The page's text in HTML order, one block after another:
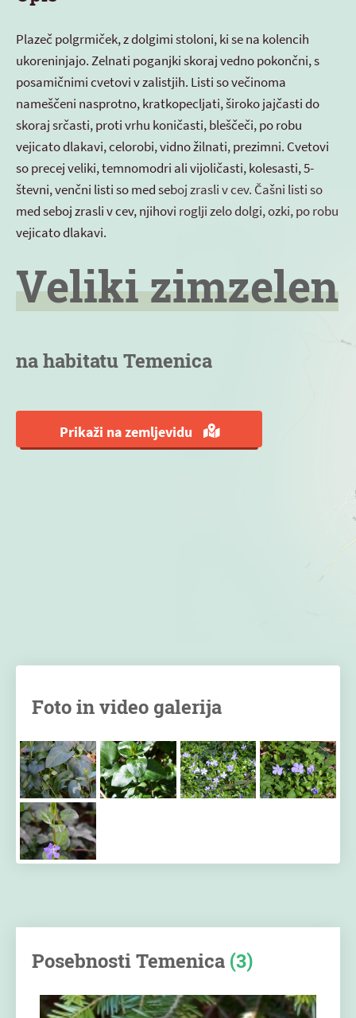
Plazeč polgrmiček, z dolgimi stoloni, ki se na kolencih
ukoreninjajo. Zelnati poganjki skoraj vedno pokončni, s
posamičnimi cvetovi v zalistjih. Listi so večinoma
nameščeni nasprotno, kratkopecljati, široko jajčasti do
skoraj srčasti, proti vrhu koničasti, bleščeči, po robu
vejicato dlakavi, celorobi, vidno žilnati, prezimni. Cvetovi
so precej veliki, temnomodri ali vijoličasti, kolesasti, 5-
števni, venčni listi so med seboj zrasli v cev. Čašni listi so
med seboj zrasli v cev, njihovi roglji zelo dolgi, ozki, po robu
vejicato dlakavi.
Veliki zimzelen
na habitatu Temenica
Prikaži na zemljevidu
Foto in video galerija
Posebnosti Temenica (3)